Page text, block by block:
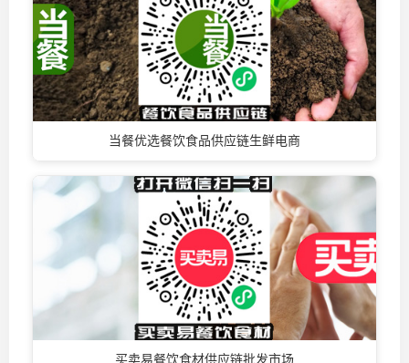
当餐优选餐饮食品供应链生鲜电商
买卖易餐饮食材供应链批发市场